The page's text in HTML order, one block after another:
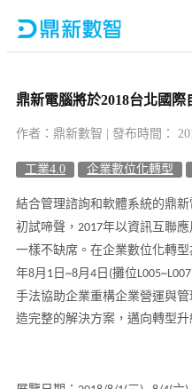
鼎新電腦將於2018台北國際
作者：鼎新數智 | 發布時間：
工業4.0 企業數位化轉型
結合管理諮詢和軟體系統的鼎新
初試啼聲， 2017年以資訊互聯應
一樣不缺席。在企業數位化轉
年8月 1 日 ~8月 4 日 (攤位
手法協助企業重構企業營運與
造完整的解決方案，邁向轉型升